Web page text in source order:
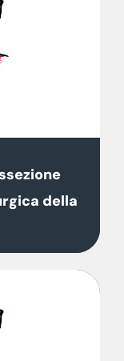
della